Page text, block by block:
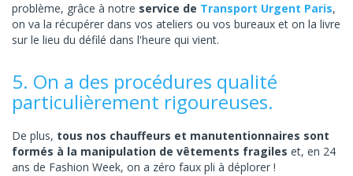
problème, grâce à notre service de Transport Urgent Paris,
on va la récupérer dans vos ateliers ou vos bureaux et on la livre
sur le lieu du défilé dans l'heure qui vient.
5. On a des procédures qualité
particulièrement rigoureuses.
De plus, tous nos chauffeurs et manutentionnaires sont
formés à la manipulation de vêtements fragiles et, en 24
ans de Fashion Week, on a zéro faux pli à déplorer !